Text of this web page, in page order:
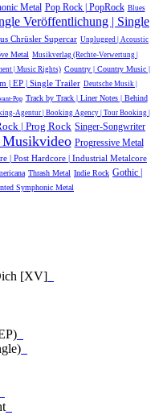
Metal Pop Rock | PopRock Blues
Veröffentlichung | Single
Chrüsler Supercar Unplugged | Acoustic
Metal Musikverlag (Rechte-Verwertung |
| Music Rights) Country | Country Music |
| EP | Single Trailer Deutsche Musik |‎
Pop Track by Track | Liner Notes | Behind
Agentur | Booking Agency | Tour Booking |
| Prog Rock Singer-Songwriter
Progressive Metal
| Post Hardcore | Industrial Metalcore
Thrash Metal Indie Rock Gothic |
Symphonic Metal